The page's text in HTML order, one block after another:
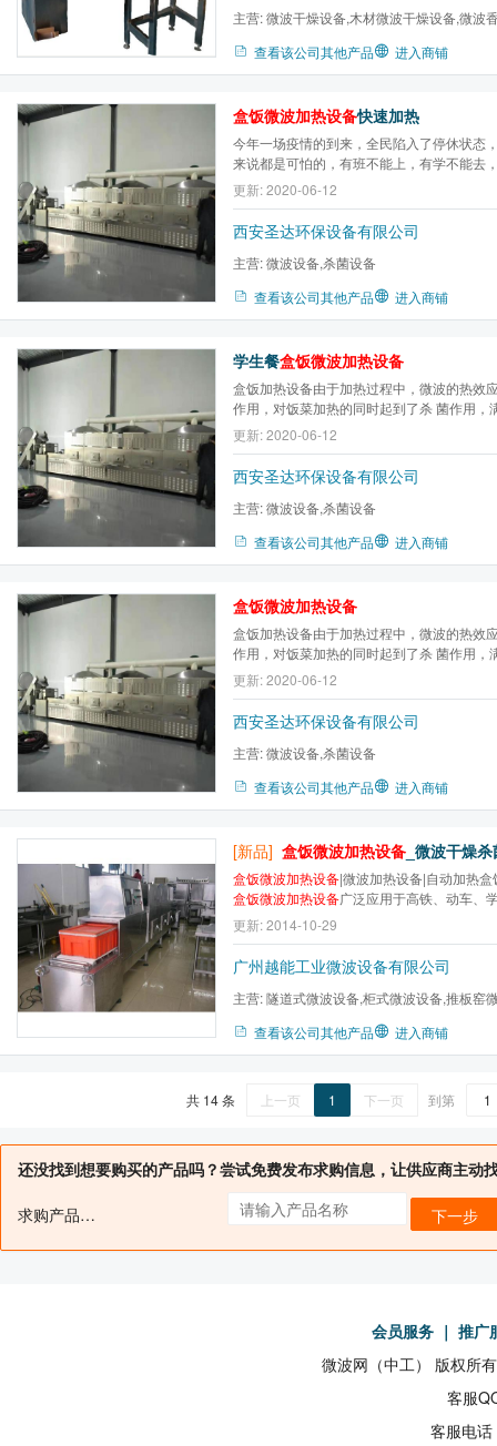
主营:微波干燥设备,木材微波干燥设备,微波
查看该公司其他产品 进入商铺
盒饭微波加热设备快速加热
今年一场疫情的到来，全民陷入了停休状态
来说都是可怕的，有班不能上，有学不能去
不添乱。随着疫情的控制，一群“神兽”终于
业也在逐步恢复中。但是学生们和上班族的
关注的焦点。为了防止病毒的再次传播，各
更新: 2020-06-12
西安圣达环保设备有限公司
主营:微波设备,杀菌设备
查看该公司其他产品
进入商铺
学生餐盒饭微波加热设备
盒饭加热设备由于加热过程中，微波的热效
作用，对饭菜加热的同时起到了杀 菌作用，
标要求。微波加热盒饭是目前盒饭加热设备
更新: 2020-06-12
西安圣达环保设备有限公司
主营:微波设备,杀菌设备
查看该公司其他产品
进入商铺
盒饭微波加热设备
盒饭加热设备由于加热过程中，微波的热效
作用，对饭菜加热的同时起到了杀 菌作用，
标要求。微波加热盒饭是目前盒饭加热设备
更新: 2020-06-12
西安圣达环保设备有限公司
主营:微波设备,杀菌设备
查看该公司其他产品
进入商铺
[新品] 盒饭微波加热设备 _微波干燥杀
盒饭微波加热设备|微波加热设备|自动加热
盒饭微波加热设备广泛应用于高铁、动车、
饮店、赛场、展会等的盒饭配送，其优点是
2分钟左右即可达到温度要求。不破坏饭菜
色、不改变风味。同时，由于加热过程中，
更新: 2014-10-29
广州越能工业微波设备有限公司
主营:隧道式微波设备,柜式微波设备,推板窑
查看该公司其他产品 进入商铺
共 14 条 上一页 1 下一页 到第
还没找到想要购买的产品吗？尝试免费发布求购信息，让供应商主动
求购产品名： 下一步
会员服务 ｜ 推广
微波网（中工） 版权所
客服
客服电